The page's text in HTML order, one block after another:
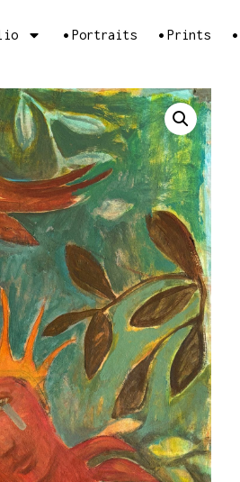
• Portraits • Prints •